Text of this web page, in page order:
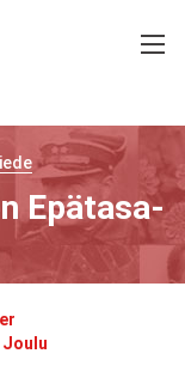
Epätasa-
Joulu